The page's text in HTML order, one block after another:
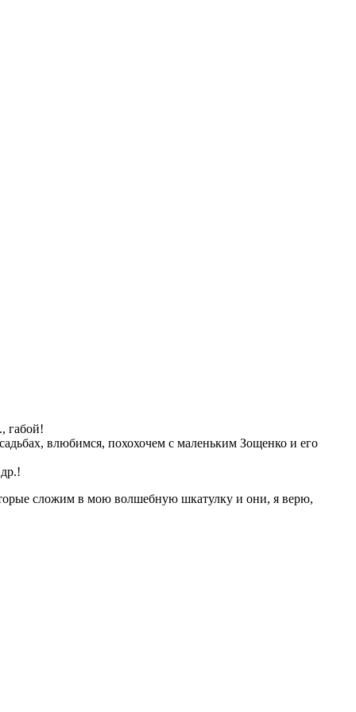
габой!
влюбимся, похохочем с маленьким Зощенко и его
сложим в мою волшебную шкатулку и они, я верю,